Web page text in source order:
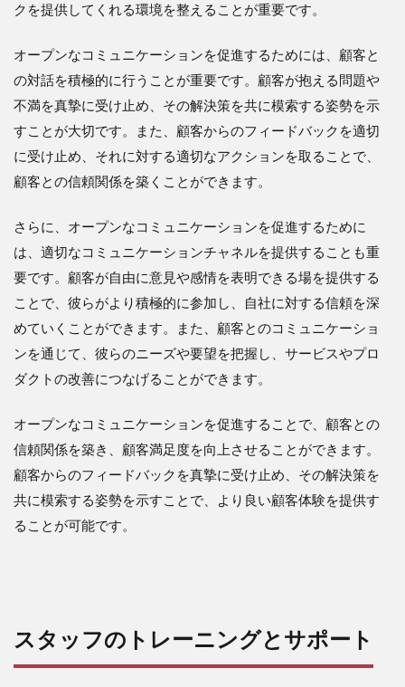
クを提供してくれる環境を整えることが重要です。
オープンなコミュニケーションを促進するためには、顧客と
の対話を積極的に行うことが重要です。顧客が抱える問題や
不満を真摯に受け止め、その解決策を共に模索する姿勢を示
すことが大切です。また、顧客からのフィードバックを適切
に受け止め、それに対する適切なアクションを取ることで、
顧客との信頼関係を築くことができます。
さらに、オープンなコミュニケーションを促進するために
は、適切なコミュニケーションチャネルを提供することも重
要です。顧客が自由に意見や感情を表明できる場を提供する
ことで、彼らがより積極的に参加し、自社に対する信頼を深
めていくことができます。また、顧客とのコミュニケーショ
ンを通じて、彼らのニーズや要望を把握し、サービスやプロ
ダクトの改善につなげることができます。
オープンなコミュニケーションを促進することで、顧客との
信頼関係を築き、顧客満足度を向上させることができます。
顧客からのフィードバックを真摯に受け止め、その解決策を
共に模索する姿勢を示すことで、より良い顧客体験を提供す
ることが可能です。
スタッフのトレーニングとサポート